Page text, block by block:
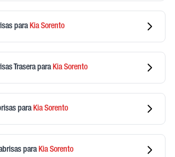
para KiaSorento
Traserapara KiaSorento
para KiaSorento
para KiaSorento